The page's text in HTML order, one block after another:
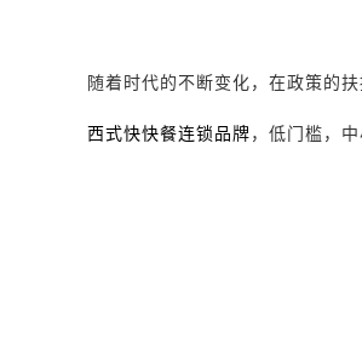
随着时代的不断变化，在政策的
西式快快餐连锁品牌，低门槛，